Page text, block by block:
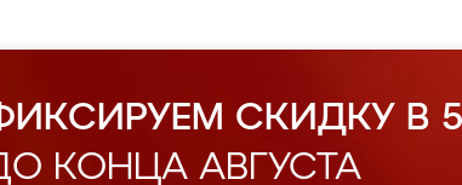
СКИДКУ В
КОНЦА АВГУСТА